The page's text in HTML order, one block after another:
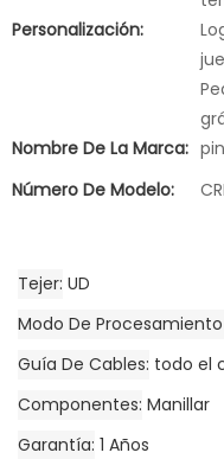
Personalización:
Nombre De La Marca:
Número De Modelo:
Tejer UD
Modo De
Guía De Cables todo el
Componentes Manillar
Garantía 1 Años